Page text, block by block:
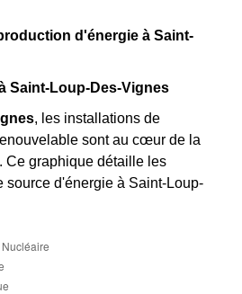
d'énergie à Saint-
Saint-Loup-Des-Vignes
, les installations de
sont au cœur de la
Ce graphique détaille les
source d'énergie à Saint-Loup-